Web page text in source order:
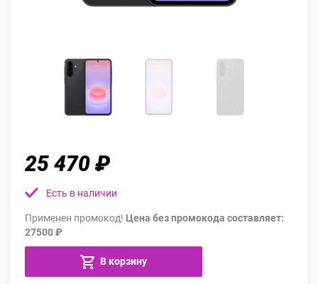
25 470 ₽
Есть в наличии
Применен промокод! Цена без промокода составляет:
27500 ₽
В корзину